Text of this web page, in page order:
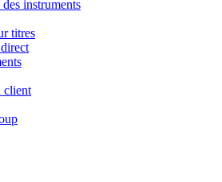
instruments
titres
client